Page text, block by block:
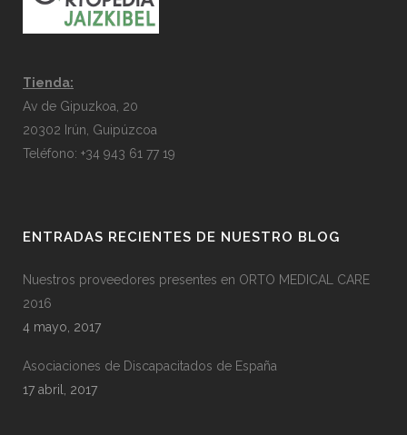
Tienda:
Av de Gipuzkoa, 20
20302 Irún, Guipúzcoa
Teléfono: +34 943 61 77 19
ENTRADAS RECIENTES DE NUESTRO BLOG
Nuestros proveedores presentes en ORTO MEDICAL CARE
2016
4 mayo, 2017
Asociaciones de Discapacitados de España
17 abril, 2017